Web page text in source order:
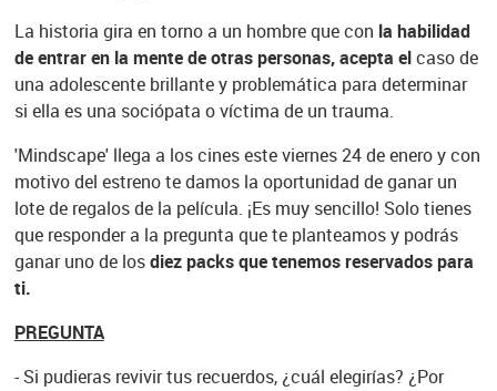
La historia gira en torno a un hombre que con la habilidad
de entrar en la mente de otras personas, acepta elcaso de
una adolescente brillante y problemática para determinar
si ella es una sociópata o víctima de un trauma.
'Mindscape' llega a los cines este viernes 24 de enero y con
motivo del estreno te damos la oportunidad de ganar un
lote de regalos de la película. ¡Es muy sencillo! Solo tienes
que responder a la pregunta que te planteamos y podrás
ganar uno de losdiez packs que tenemos reservados para
ti.
PREGUNTA
- Si pudieras revivir tus recuerdos, ¿cuál elegirías? ¿Por